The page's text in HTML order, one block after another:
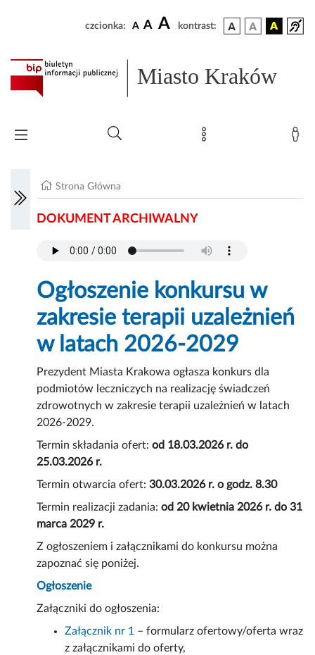
czcionka: A A A kontrast:
Miasto Kraków
Strona Główna
DOKUMENT ARCHIWALNY
Ogłoszenie konkursu w
zakresie terapii uzależnień
w latach 2026-2029
Prezydent Miasta Krakowa ogłasza konkurs dla
podmiotów leczniczych na realizację świadczeń
zdrowotnych w zakresie terapii uzależnień w latach
2026-2029.
Termin składania ofert:od 18.03.2026 r. do
25.03.2026 r.
Termin otwarcia ofert:30.03.2026 r. o godz. 8.30
Termin realizacji zadania:od 20 kwietnia 2026 r. do 31
marca 2029 r.
Z ogłoszeniem i załącznikami do konkursu można
zapoznać się poniżej.
Ogłoszenie
Załączniki do ogłoszenia:
Załącznik nr 1 – formularz ofertowy/oferta wraz
z załącznikami do oferty,